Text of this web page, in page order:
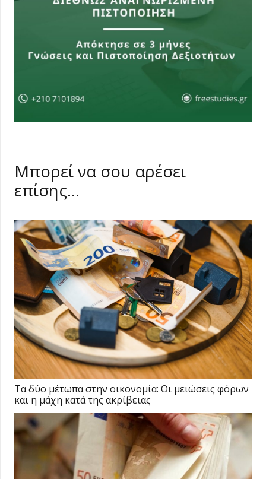
Μπορεί να σου αρέσει
επίσης…
Τα δύο μέτωπα στην οικονομία: Οι μειώσεις φόρων
και η μάχη κατά της ακρίβειας